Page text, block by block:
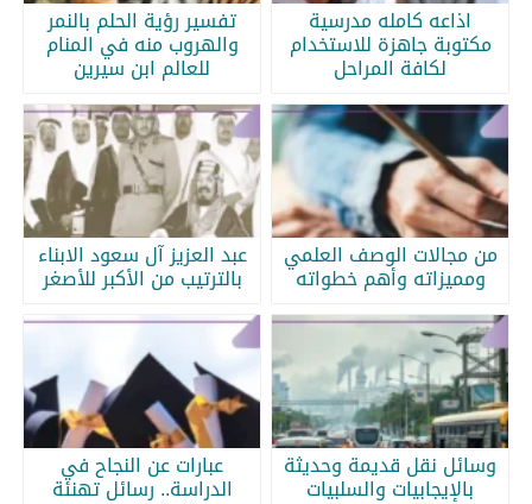
اذاعه كامله مدرسية
مكتوبة جاهزة للاستخدام
لكافة المراحل
تفسير رؤية الحلم بالنمر
والهروب منه في المنام
للعالم ابن سيرين
من مجالات الوصف العلمي
ومميزاته وأهم خطواته
عبد العزيز آل سعود الابناء
بالترتيب من الأكبر للأصغر
وسائل نقل قديمة وحديثة
بالإيجابيات والسلبيات
عبارات عن النجاح في
الدراسة.. رسائل تهنئة